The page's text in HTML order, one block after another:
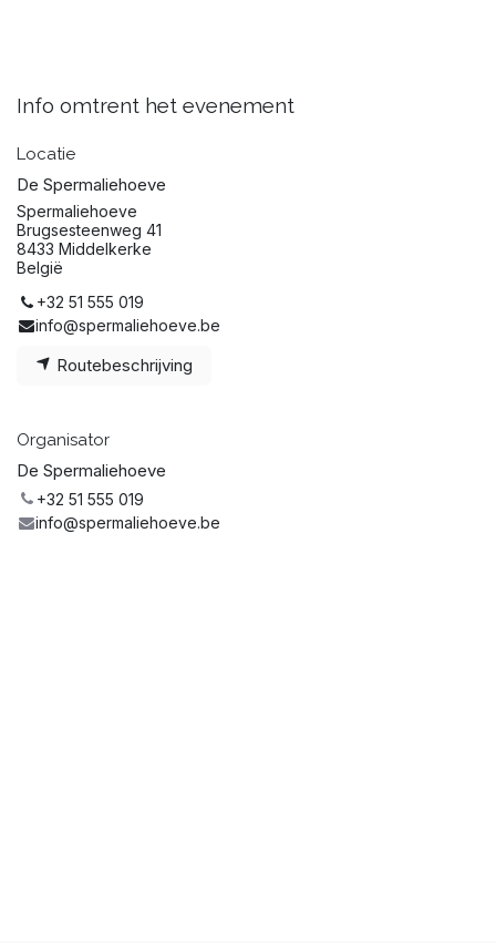
Info omtrent het evenement
Locatie
De Spermaliehoeve
Spermaliehoeve
Brugsesteenweg 41
8433 Middelkerke
België
+32 51 555 019
info@spermaliehoeve.be
Routebeschrijving
Organisator
De Spermaliehoeve
+32 51 555 019
info@spermaliehoeve.be